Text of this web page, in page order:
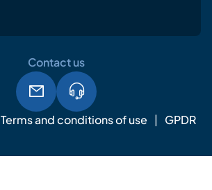
Terms and conditions of use GPDR
Contact us